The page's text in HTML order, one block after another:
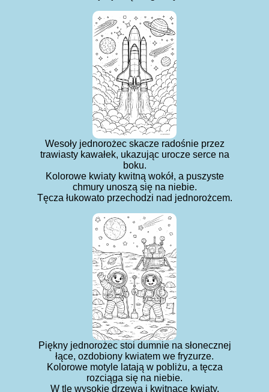
Wesoły jednorożec skacze radośnie przez
trawiasty kawałek, ukazując urocze serce na
boku.
Kolorowe kwiaty kwitną wokół, a puszyste
chmury unoszą się na niebie.
Tęcza łukowato przechodzi nad jednorożcem.
Piękny jednorożec stoi dumnie na słonecznej
łące, ozdobiony kwiatem we fryzurze.
Kolorowe motyle latają w pobliżu, a tęcza
rozciąga się na niebie.
W tle wysokie drzewa i kwitnące kwiaty.